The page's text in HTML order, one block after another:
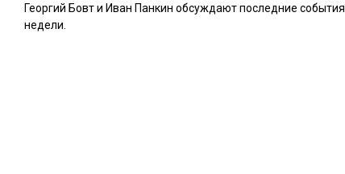
Георгий Бовт и Иван Панкин обсуждают последние события
недели.